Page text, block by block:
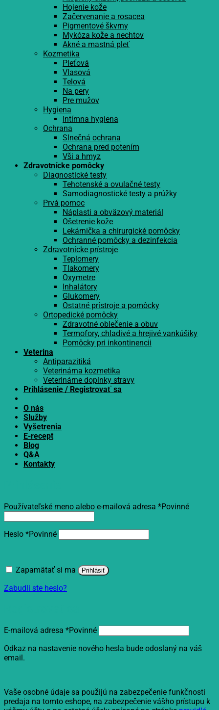
Hojenie kože
Začervenanie a rosacea
Pigmentové škvrny
Mykóza kože a nechtov
Akné a mastná pleť
Kozmetika
Pleťová
Vlasová
Telová
Na pery
Pre mužov
Hygiena
Intímna hygiena
Ochrana
Slnečná ochrana
Ochrana pred potením
Vši a hmyz
Zdravotnícke pomôcky
Diagnostické testy
Tehotenské a ovulačné testy
Samodiagnostické testy a prúžky
Prvá pomoc
Náplasti a obväzový materiál
Ošetrenie kože
Lekárnička a chirurgické pomôcky
Ochranné pomôcky a dezinfekcia
Zdravotnícke prístroje
Teplomery
Tlakomery
Oxymetre
Inhalátory
Glukomery
Ostatné prístroje a pomôcky
Ortopedické pomôcky
Zdravotné oblečenie a obuv
Termofory, chladivé a hrejivé vankúšiky
Pomôcky pri inkontinencii
Veterina
Antiparazitiká
Veterinárna kozmetika
Veterinárne doplnky stravy
Prihlásenie / Registrovať sa
O nás
Služby
Vyšetrenia
E-recept
Blog
Q&A
Kontakty
Používateľské meno alebo e-mailová adresa *Povinné
Heslo *Povinné
Zapamätať si ma Prihlásiť
Zabudli ste heslo?
E-mailová adresa *Povinné
Odkaz na nastavenie nového hesla bude odoslaný na váš
email.
Vaše osobné údaje sa použijú na zabezpečenie funkčnosti
predaja na tomto eshope, na zabezpečenie vášho prístupu k